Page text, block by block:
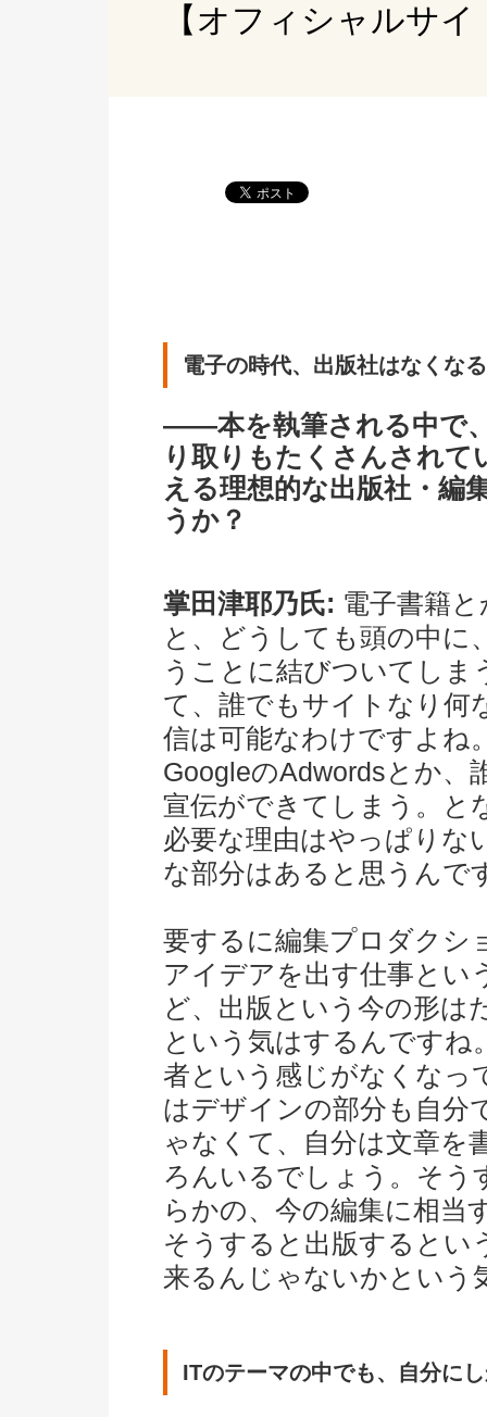
【オフィシャルサ
電子の時代、出版社はなくな
――本を執筆される中で
り取りもたくさんされて
える理想的な出版社・編
うか？
掌田津耶乃氏: 電子書籍
と、どうしても頭の中に
うことに結びついてしま
て、誰でもサイトなり何
信は可能なわけですよね
GoogleのAdwordsとか、
宣伝ができてしまう。と
必要な理由はやっぱりな
な部分はあると思うんで
要するに編集プロダクシ
アイデアを出す仕事とい
ど、出版という今の形は
という気はするんですね
者という感じがなくなっ
はデザインの部分も自分
ゃなくて、自分は文章を
ろんいるでしょう。そう
らかの、今の編集に相当
そうすると出版するとい
来るんじゃないかという
ITのテーマの中でも、自分に